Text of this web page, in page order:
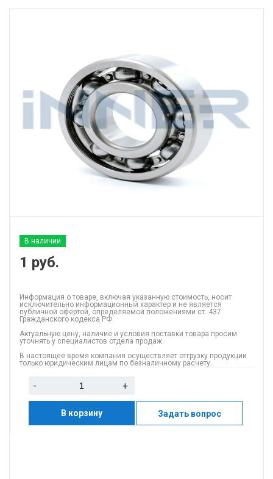
В наличии
1 руб.
Информация о товаре, включая указанную стоимость, носит
исключительно информационный характер и не является
публичной офертой, определяемой положениями ст. 437
Гражданского кодекса РФ.
Актуальную цену, наличие и условия поставки товара просим
уточнять у специалистов отдела продаж.
В настоящее время компания осуществляет отгрузку продукции
только юридическим лицам по безналичному расчету.
- +
В корзину Задать вопрос